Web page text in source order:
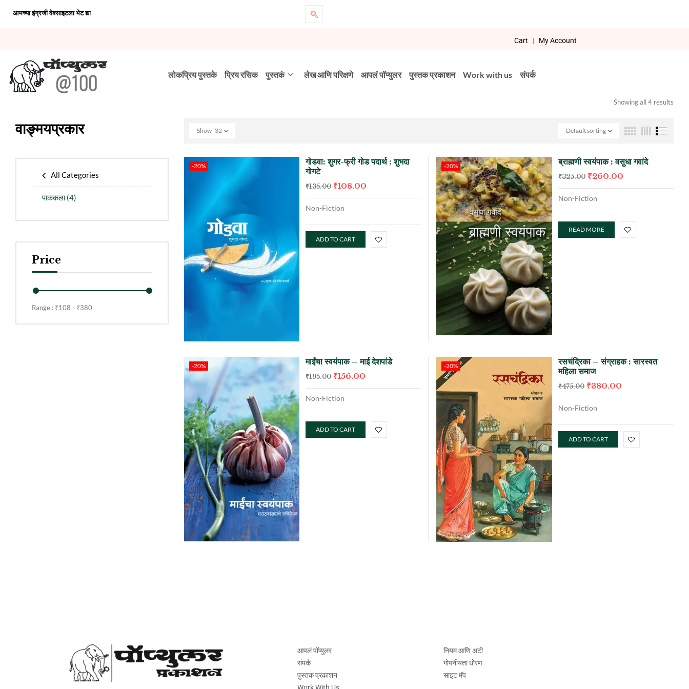
आमच्या इंग्रजी वेबसाइटला भेट द्या
Cart | My Account
लोकप्रिय पुस्तके प्रिय रसिक पुस्तकं लेख आणि परिक्षणे आपलं पॉप्युलर पुस्तक प्रकाशन Work with us संपर्क
वाङ्मयप्रकार
All Categories
पाककला(4)
Price
Range : ₹108 - ₹380
Showing all 4 results
Default sorting
Show 32
-20%
गोडवा: शुगर-फ्री गोड पदार्थ : शुभदा
गोगटे
₹135.00 ₹108.00
Non-Fiction
ADD TO CART
-20% ब्राह्मणी स्वयंपाक : वसुधा गवांदे
₹325.00 ₹260.00
Non-Fiction
READ MORE
-20% माईंचा स्वयंपाक – माई देशपांडे
₹195.00 ₹156.00
Non-Fiction
ADD TO CART
-20%
रसचंद्रिका – संग्राहक : सारस्वत
महिला समाज
₹475.00 ₹380.00
Non-Fiction
ADD TO CART
आपलं पॉप्युलर
संपर्क
पुस्तक प्रकाशन
Work With Us
नियम आणि अटी
गोपनीयता धोरण
साइट मॅप